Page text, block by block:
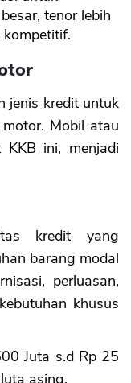
tenor lebih
jenis kredit untuk
Mobil atau
ini, menjadi
kredit yang
barang modal
perluasan,
khusus
Juta s.d Rp 25